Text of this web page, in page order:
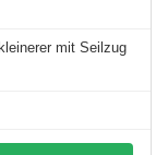
mit Seilzug